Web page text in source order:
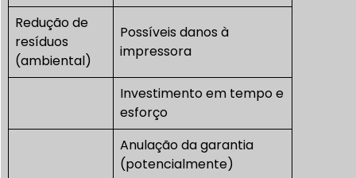
Redução de
resíduos
(ambiental)
Possíveis danos à
impressora
Investimento em tempo e
esforço
Anulação da garantia
(potencialmente)